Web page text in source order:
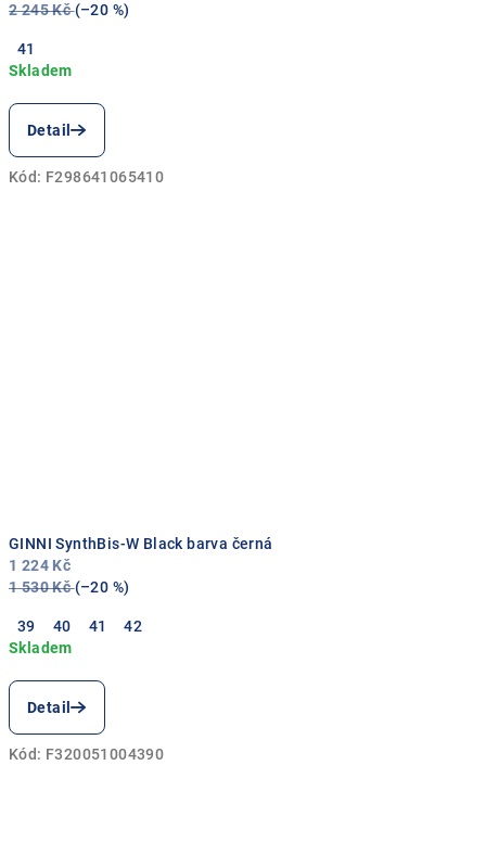
2 245 Kč (–20 %)
41
Detail
Kód: F298641065410
GINNI SynthBis-W Black barva černá
1 224 Kč
1 530 Kč (–20 %)
39 40 41 42
Detail
Kód: F320051004390